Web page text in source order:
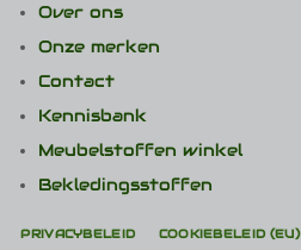
Over ons
Onze merken
Contact
Kennisbank
Meubelstoffen winkel
Bekledingsstoffen
PRIVACYBELEID COOKIEBELEID (EU)